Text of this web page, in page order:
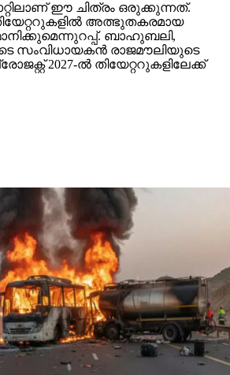
ഈ ചിത്രം ഒരുക്കുന്നത്.
അത്ഭുതകരമായ
ബാഹുബലി,
രാജമൗലിയുടെ
2027-ല്‍ തിയേറ്ററുകളിലേക്ക്